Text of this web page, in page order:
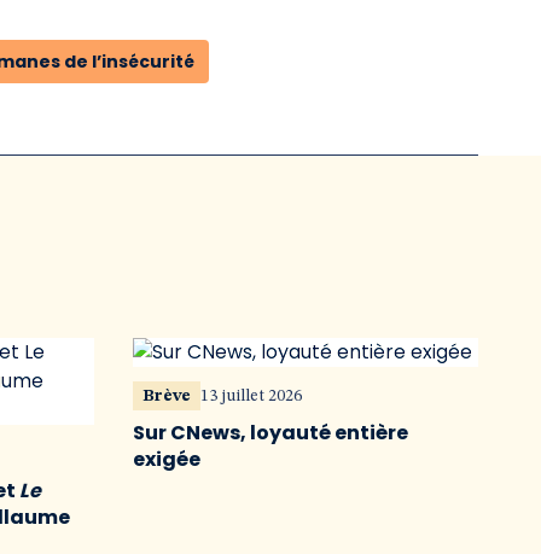
de l’insécurité
Le
Brève 13 juillet 2026
Sur CNews, loyauté entière
exigée